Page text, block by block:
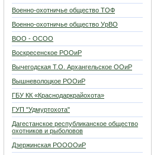
Военно-охотничье общество ТОФ
Военно-охотничье общество УрВО
ВОО - ОСОО
Воскресенское РООиР
Вычегодская Т.О. Архангельское ООиР
Вышневолоцкое РООиР
ГБУ КК «Краснодаркрайохота»
ГУП "Удмуртохота"
Дагестанское республиканское общество
охотников и рыболовов
Дзержинская РООООиР